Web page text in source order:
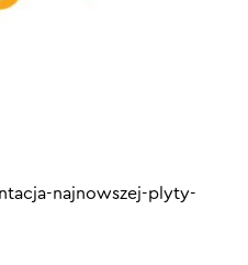
najnowszej-plyty-